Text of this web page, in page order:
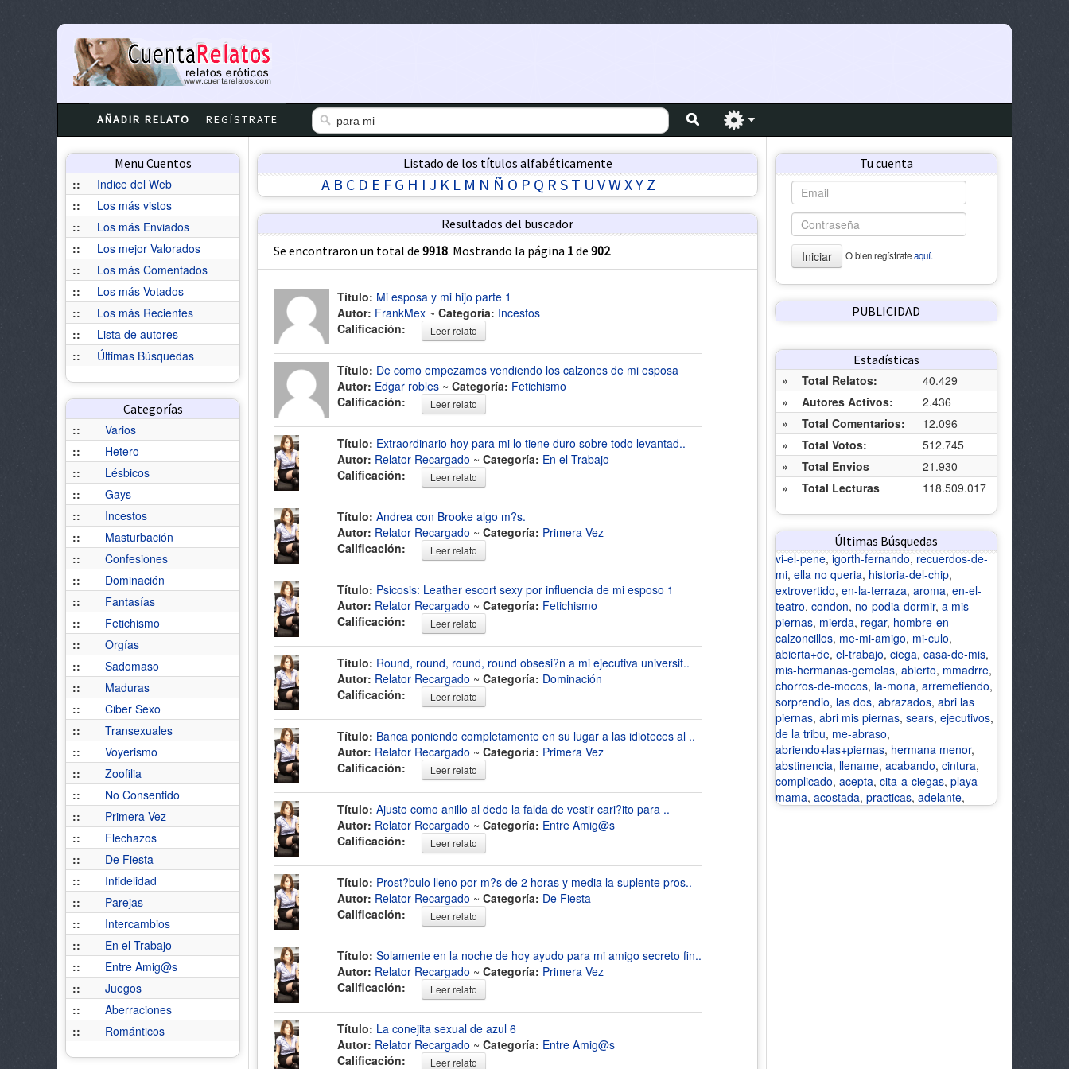
AÑADIR RELATO REGÍSTRATE
Menu Cuentos
::
Indice del Web
::
Los más vistos
::
Los más Enviados
::
Los mejor Valorados
::
Los más Comentados
::
Los más Votados
::
Los más Recientes
::
Lista de autores
::
Últimas Búsquedas
Categorías
::
Varios
::
Hetero
::
Lésbicos
::
Gays
::
Incestos
::
Masturbación
::
Confesiones
::
Dominación
::
Fantasías
::
Fetichismo
::
Orgías
::
Sadomaso
::
Maduras
::
Ciber Sexo
::
Transexuales
::
Voyerismo
::
Zoofilia
::
No Consentido
::
Primera Vez
::
Flechazos
::
De Fiesta
::
Infidelidad
::
Parejas
::
Intercambios
::
En el Trabajo
::
Entre Amig@s
::
Juegos
::
Aberraciones
::
Románticos
Listado de los títulos alfabéticamente
A B C D E F G H I J K L M N Ñ O P Q R S T U VWXY Z
Resultados del buscador
Se encontraron un total de 9918. Mostrando la página 1de 902
Título: Mi esposa y mi hijo parte 1
Autor: FrankMex ~ Categoría: Incestos
Calificación:
Leer relato
Título: De como empezamos vendiendo los calzones de mi esposa
Autor: Edgar robles ~ Categoría: Fetichismo
Calificación:
Leer relato
Título: Extraordinario hoy para mi lo tiene duro sobre todo levantad..
Autor: Relator Recargado ~ Categoría: En el Trabajo
Calificación:
Leer relato
Título: Andrea con Brooke algo m?s.
Autor: Relator Recargado ~ Categoría: Primera Vez
Calificación:
Leer relato
Título: Psicosis: Leather escort sexy por influencia de mi esposo 1
Autor: Relator Recargado ~ Categoría: Fetichismo
Calificación:
Leer relato
Título: Round, round, round, round obsesi?n a mi ejecutiva universit..
Autor: Relator Recargado ~ Categoría: Dominación
Calificación:
Leer relato
Título: Banca poniendo completamente en su lugar a las idioteces al ..
Autor: Relator Recargado ~ Categoría: Primera Vez
Calificación:
Leer relato
Título: Ajusto como anillo al dedo la falda de vestir cari?ito para ..
Autor: Relator Recargado ~ Categoría: Entre Amig@s
Calificación:
Leer relato
Título: Prost?bulo lleno por m?s de 2 horas y media la suplente pros..
Autor: Relator Recargado ~ Categoría: De Fiesta
Calificación:
Leer relato
Título: Solamente en la noche de hoy ayudo para mi amigo secreto fin..
Autor: Relator Recargado ~ Categoría: Primera Vez
Calificación:
Leer relato
Título: La conejita sexual de azul 6
Autor: Relator Recargado ~ Categoría: Entre Amig@s
Calificación:
Leer relato
Tu cuenta
Iniciar O bien regístrateaquí.
PUBLICIDAD
Estadísticas
»
Total Relatos:
40.429
»
Autores Activos:
2.436
»
Total Comentarios:
12.096
»
Total Votos:
512.745
»
Total Envios
21.930
»
Total Lecturas 118.509.017
Últimas Búsquedas
vi-el-pene, igorth-fernando, recuerdos-de-
mi, ella no queria, historia-del-chip,
extrovertido, en-la-terraza, aroma, en-el-
teatro, condon, no-podia-dormir, a mis
piernas, mierda, regar, hombre-en-
calzoncillos, me-mi-amigo, mi-culo,
abierta+de, el-trabajo, ciega, casa-de-mis,
mis-hermanas-gemelas, abierto, mmadrre,
chorros-de-mocos, la-mona, arremetiendo,
sorprendio, las dos, abrazados, abri las
piernas, abri mis piernas, sears, ejecutivos,
de la tribu, me-abraso,
abriendo+las+piernas, hermana menor,
abstinencia, llename, acabando, cintura,
complicado, acepta, cita-a-ciegas, playa-
mama, acostada, practicas, adelante,